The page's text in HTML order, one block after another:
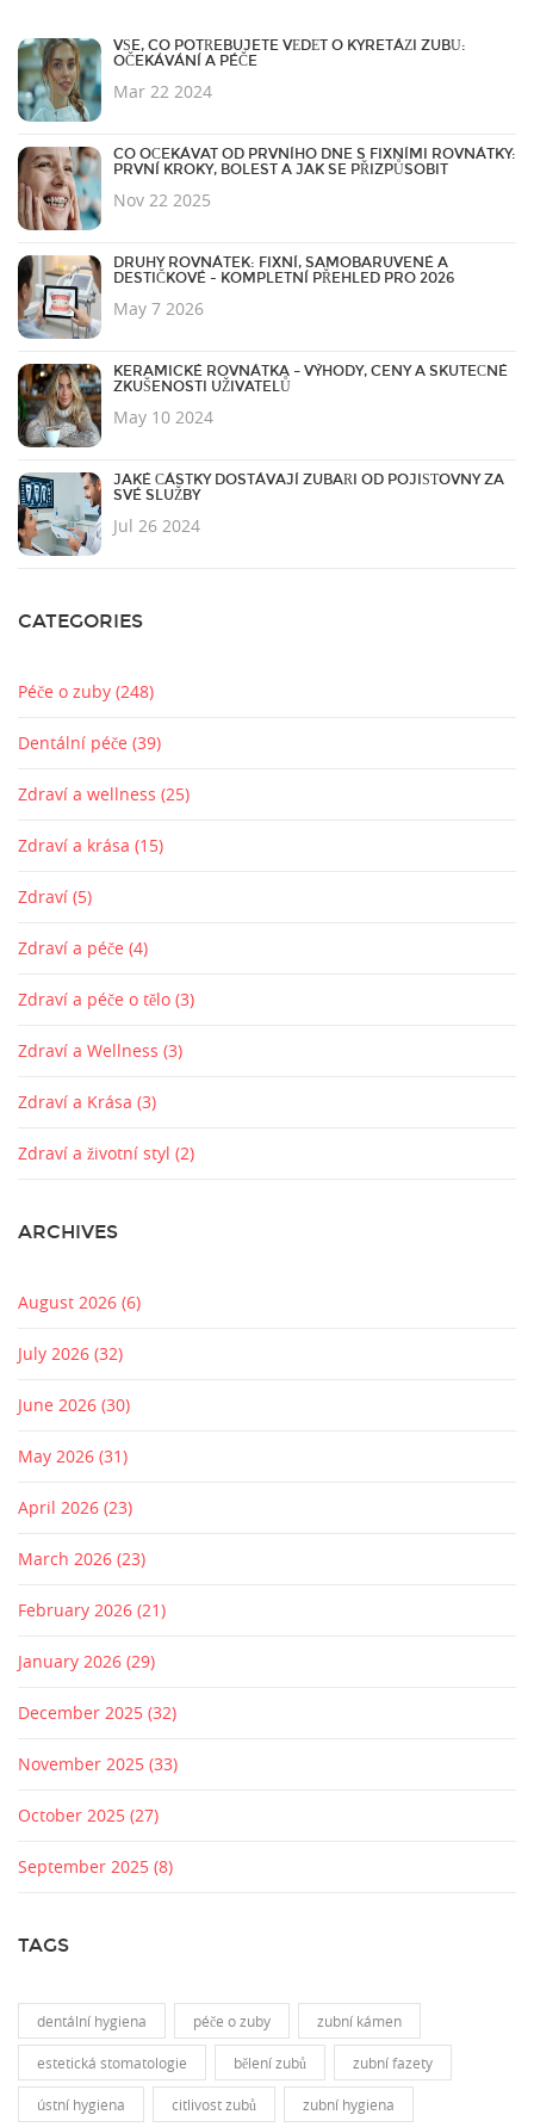
VŠE, CO POTŘEBUJETE VĚDĚT O KYRETÁŽI ZUBŮ:
OČEKÁVÁNÍ A PÉČE
Mar 22 2024
CO OČEKÁVAT OD PRVNÍHO DNE S FIXNÍMI ROVNÁTKY:
PRVNÍ KROKY, BOLEST A JAK SE PŘIZPŮSOBIT
Nov 22 2025
DRUHY ROVNÁTEK: FIXNÍ, SAMOBARUVENÉ A
DESTIČKOVÉ - KOMPLETNÍ PŘEHLED PRO 2026
May 7 2026
KERAMICKÉ ROVNÁTKA – VÝHODY, CENY A SKUTEČNÉ
ZKUŠENOSTI UŽIVATELŮ
May 10 2024
JAKÉ ČÁSTKY DOSTÁVAJÍ ZUBAŘI OD POJIŠŤOVNY ZA
SVÉ SLUŽBY
Jul 26 2024
CATEGORIES
Péče o zuby (248)
Dentální péče (39)
Zdraví a wellness (25)
Zdraví a krása (15)
Zdraví (5)
Zdraví a péče (4)
Zdraví a péče o tělo (3)
Zdraví a Wellness (3)
Zdraví a Krása (3)
Zdraví a životní styl (2)
ARCHIVES
August 2026 (6)
July 2026 (32)
June 2026 (30)
May 2026 (31)
April 2026 (23)
March 2026 (23)
February 2026 (21)
January 2026 (29)
December 2025 (32)
November 2025 (33)
October 2025 (27)
September 2025 (8)
TAGS
dentální hygiena péče o zuby zubní kámen
estetická stomatologie bělení zubů zubní fazety
ústní hygiena citlivost zubů zubní hygiena